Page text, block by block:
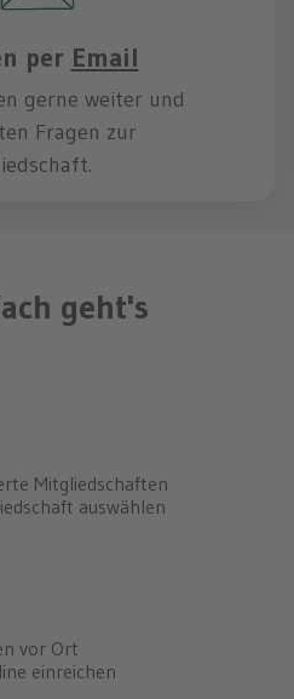
per Email
gerne weiter und
Fragen zur
geht's
Mitgliedschaften
auswählen
vor Ort
einreichen